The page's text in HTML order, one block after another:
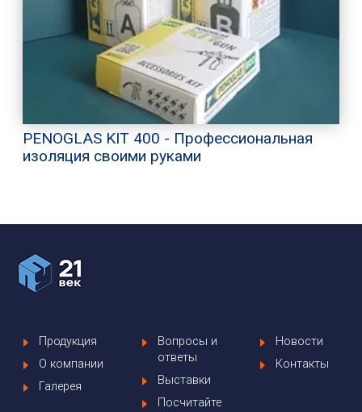
PENOGLAS KIT 400 - Профессиональная
изоляция своими руками
Продукция
О компании
Галерея
Вопросы и
ответы
Выставки
Посчитайте
Новости
Контакты